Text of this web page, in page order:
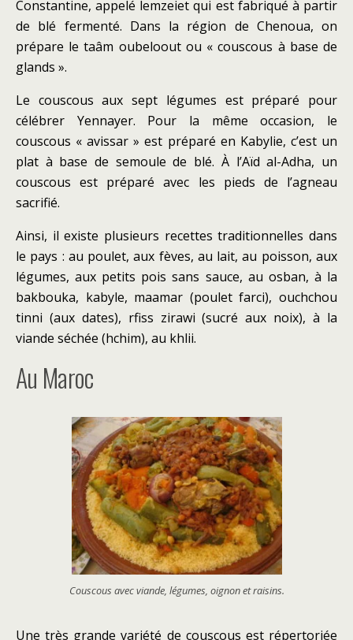
Constantine, appelé lemzeiet qui est fabriqué à partir
de blé fermenté. Dans la région de Chenoua, on
prépare le taâm oubeloout ou « couscous à base de
glands ».
Le couscous aux sept légumes est préparé pour
célébrer Yennayer. Pour la même occasion, le
couscous « avissar » est préparé en Kabylie, c’est un
plat à base de semoule de blé. À l’Aïd al-Adha, un
couscous est préparé avec les pieds de l’agneau
sacrifié.
Ainsi, il existe plusieurs recettes traditionnelles dans
le pays : au poulet, aux fèves, au lait, au poisson, aux
légumes, aux petits pois sans sauce, au osban, à la
bakbouka, kabyle, maamar (poulet farci), ouchchou
tinni (aux dates), rfiss zirawi (sucré aux noix), à la
viande séchée (hchim), au khlii.
Au Maroc
Couscous avec viande, légumes, oignon et raisins.
Une très grande variété de couscous est répertoriée